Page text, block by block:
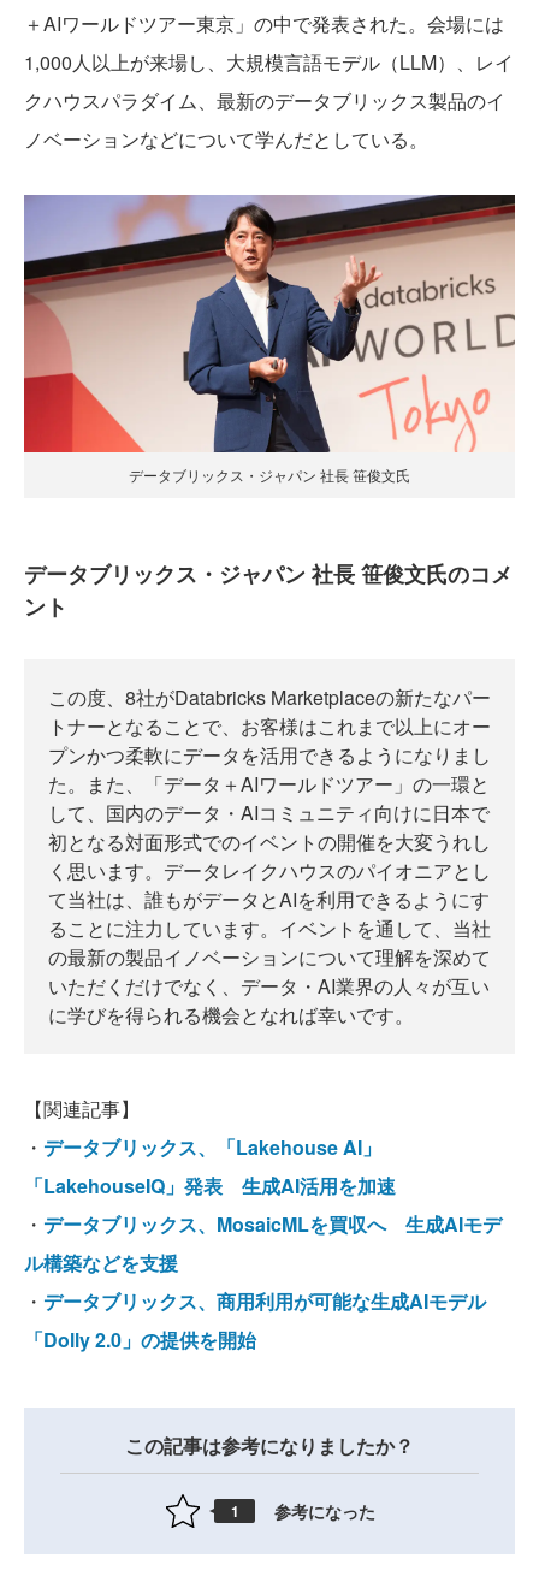
＋AIワールドツアー東京」の中で発表された。会場には
1,000人以上が来場し、大規模言語モデル（LLM）、レイ
クハウスパラダイム、最新のデータブリックス製品のイ
ノベーションなどについて学んだとしている。
データブリックス・ジャパン 社長 笹俊文氏
データブリックス・ジャパン 社長 笹俊文氏のコメ
ント
この度、8社がDatabricks Marketplaceの新たなパー
トナーとなることで、お客様はこれまで以上にオー
プンかつ柔軟にデータを活用できるようになりまし
た。また、「データ＋AIワールドツアー」の一環と
して、国内のデータ・AIコミュニティ向けに日本で
初となる対面形式でのイベントの開催を大変うれし
く思います。データレイクハウスのパイオニアとし
て当社は、誰もがデータとAIを利用できるようにす
ることに注力しています。イベントを通して、当社
の最新の製品イノベーションについて理解を深めて
いただくだけでなく、データ・AI業界の人々が互い
に学びを得られる機会となれば幸いです。
【関連記事】
・ データブリックス、「Lakehouse AI」
「LakehouseIQ」発表 生成AI活用を加速
・ データブリックス、MosaicMLを買収へ 生成AIモデ
ル構築などを支援
・ データブリックス、商用利用が可能な生成AIモデル
「Dolly 2.0」の提供を開始
この記事は参考になりましたか？
1 参考になった